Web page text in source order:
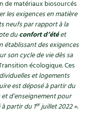
de matériaux biosourcés
les exigences en matière
neufs par rapport à la
duconfort d’étéet
des exigences
son cycle de vie dès sa
écologique. Ces
et logements
est déposé à partir du
d’enseignement pour
partir du 1erjuillet 2022 ».